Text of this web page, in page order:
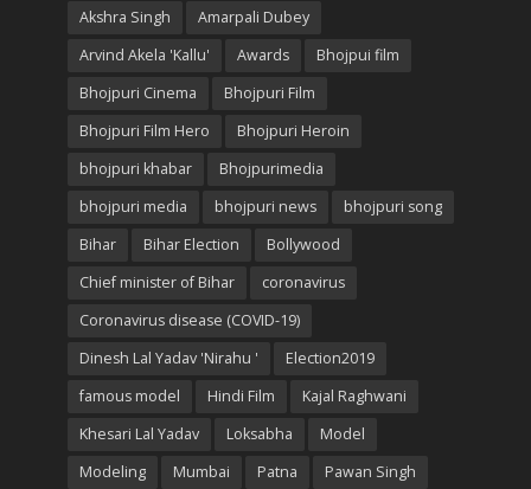
Akshra Singh
Amarpali Dubey
Arvind Akela 'Kallu'
Awards
Bhojpui film
Bhojpuri Cinema
Bhojpuri Film
Bhojpuri Film Hero
Bhojpuri Heroin
bhojpuri khabar
Bhojpurimedia
bhojpuri media
bhojpuri news
bhojpuri song
Bihar
Bihar Election
Bollywood
Chief minister of Bihar
coronavirus
Coronavirus disease (COVID-19)
Dinesh Lal Yadav 'Nirahu '
Election2019
famous model
Hindi Film
Kajal Raghwani
Khesari Lal Yadav
Loksabha
Model
Modeling
Mumbai Patna Pawan Singh